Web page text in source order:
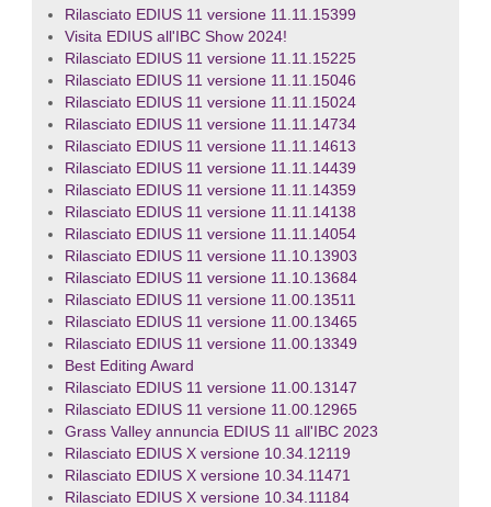
Rilasciato EDIUS 11 versione 11.11.15399
Visita EDIUS all'IBC Show 2024!
Rilasciato EDIUS 11 versione 11.11.15225
Rilasciato EDIUS 11 versione 11.11.15046
Rilasciato EDIUS 11 versione 11.11.15024
Rilasciato EDIUS 11 versione 11.11.14734
Rilasciato EDIUS 11 versione 11.11.14613
Rilasciato EDIUS 11 versione 11.11.14439
Rilasciato EDIUS 11 versione 11.11.14359
Rilasciato EDIUS 11 versione 11.11.14138
Rilasciato EDIUS 11 versione 11.11.14054
Rilasciato EDIUS 11 versione 11.10.13903
Rilasciato EDIUS 11 versione 11.10.13684
Rilasciato EDIUS 11 versione 11.00.13511
Rilasciato EDIUS 11 versione 11.00.13465
Rilasciato EDIUS 11 versione 11.00.13349
Best Editing Award
Rilasciato EDIUS 11 versione 11.00.13147
Rilasciato EDIUS 11 versione 11.00.12965
Grass Valley annuncia EDIUS 11 all'IBC 2023
Rilasciato EDIUS X versione 10.34.12119
Rilasciato EDIUS X versione 10.34.11471
Rilasciato EDIUS X versione 10.34.11184